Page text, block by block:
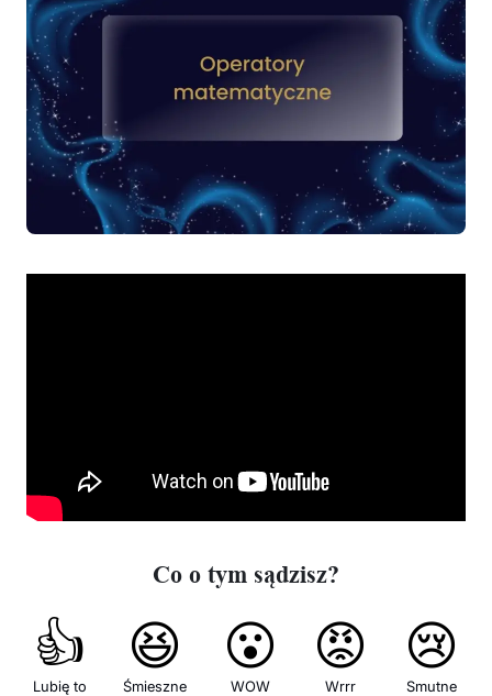
Co o tym sądzisz?
👍
Lubię to
😆
Śmieszne
😮
WOW
😡
Wrrr
😢
Smutne